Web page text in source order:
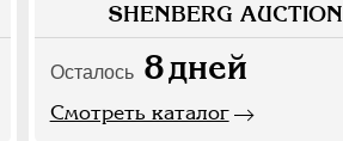
SHENBERG AUCTION
Осталось 8дней
Смотреть каталог